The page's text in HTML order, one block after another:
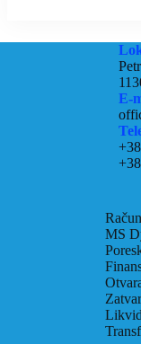
E-
MS